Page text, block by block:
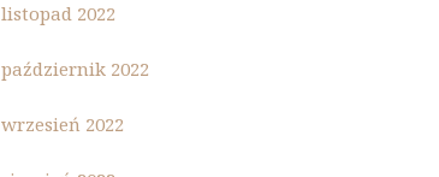
listopad 2022
październik 2022
wrzesień 2022